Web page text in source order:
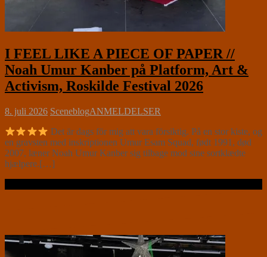
I FEEL LIKE A PIECE OF PAPER //
Noah Umur Kanber på Platform, Art &
Activism, Roskilde Festival 2026
8. juli 2026 SceneblogANMELDELSER
Det är dags för mig att vara försiktig. På en stor kiste, og
en gravsten med inskriptionen Umur Esam Squad, født 1991, død
2007, læner Noah Umur Kanber sig tilbage mod sine sortklædte
hjælpere.[…]